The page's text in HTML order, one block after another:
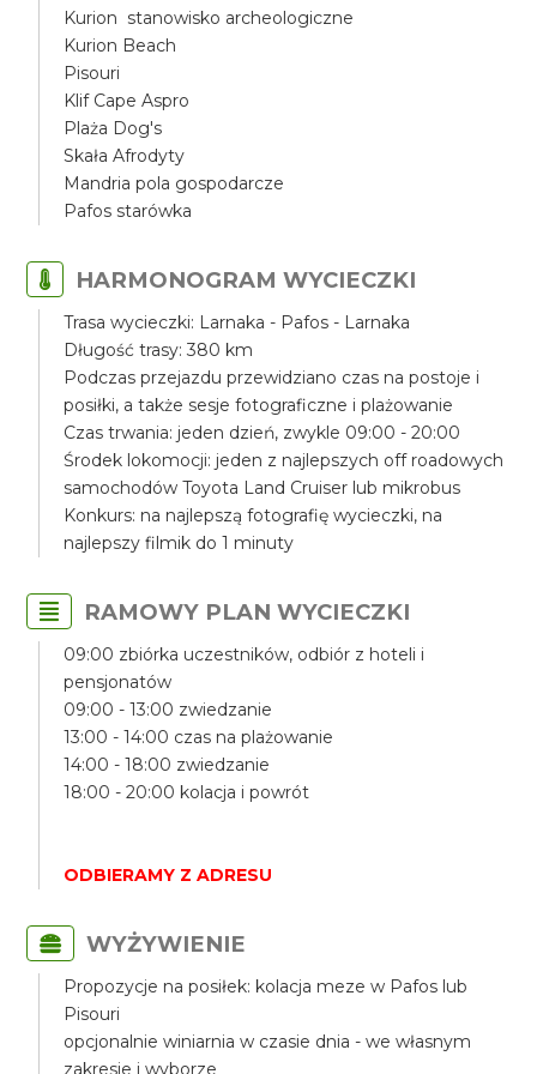
Kurion stanowisko archeologiczne
Kurion Beach
Pisouri
Klif Cape Aspro
Plaża Dog's
Skała Afrodyty
Mandria pola gospodarcze
Pafos starówka
HARMONOGRAM WYCIECZKI
Trasa wycieczki: Larnaka - Pafos - Larnaka
Długość trasy: 380 km
Podczas przejazdu przewidziano czas na postoje i
posiłki, a także sesje fotograficzne i plażowanie
Czas trwania: jeden dzień, zwykle 09:00 - 20:00
Środek lokomocji: jeden z najlepszych off roadowych
samochodów Toyota Land Cruiser lub mikrobus
Konkurs: na najlepszą fotografię wycieczki, na
najlepszy filmik do 1 minuty
RAMOWY PLAN WYCIECZKI
09:00 zbiórka uczestników, odbiór z hoteli i
pensjonatów
09:00 - 13:00 zwiedzanie
13:00 - 14:00 czas na plażowanie
14:00 - 18:00 zwiedzanie
18:00 - 20:00 kolacja i powrót
ODBIERAMY Z ADRESU
WYŻYWIENIE
Propozycje na posiłek: kolacja meze w Pafos lub
Pisouri
opcjonalnie winiarnia w czasie dnia - we własnym
zakresie i wyborze